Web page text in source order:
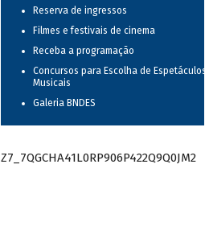
Reserva de ingressos
Filmes e festivais de cinema
Receba a programação
Concursos para Escolha de Espetáculos
Musicais
Galeria BNDES
Z7_7QGCHA41L0RP906P422Q9Q0JM2